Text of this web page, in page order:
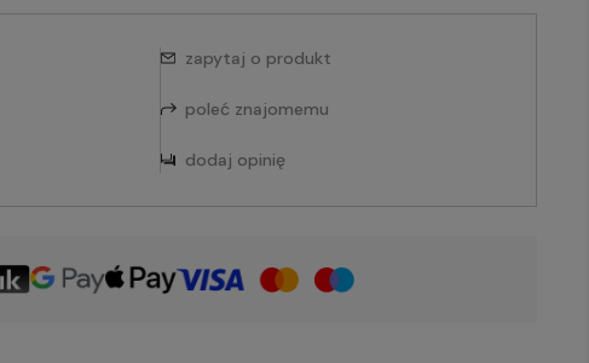
zapytaj o produkt
poleć znajomemu
dodaj opinię